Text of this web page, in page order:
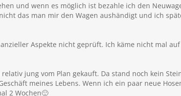
und wenn es möglich ist bezahle ich den
das man mir den Wagen aushändigt und ich
Aspekte nicht geprüft. Ich käme nicht mal
jung vom Plan gekauft. Da stand noch kein
meines Lebens. Wenn ich ein paar neue
2 Wochen🙂